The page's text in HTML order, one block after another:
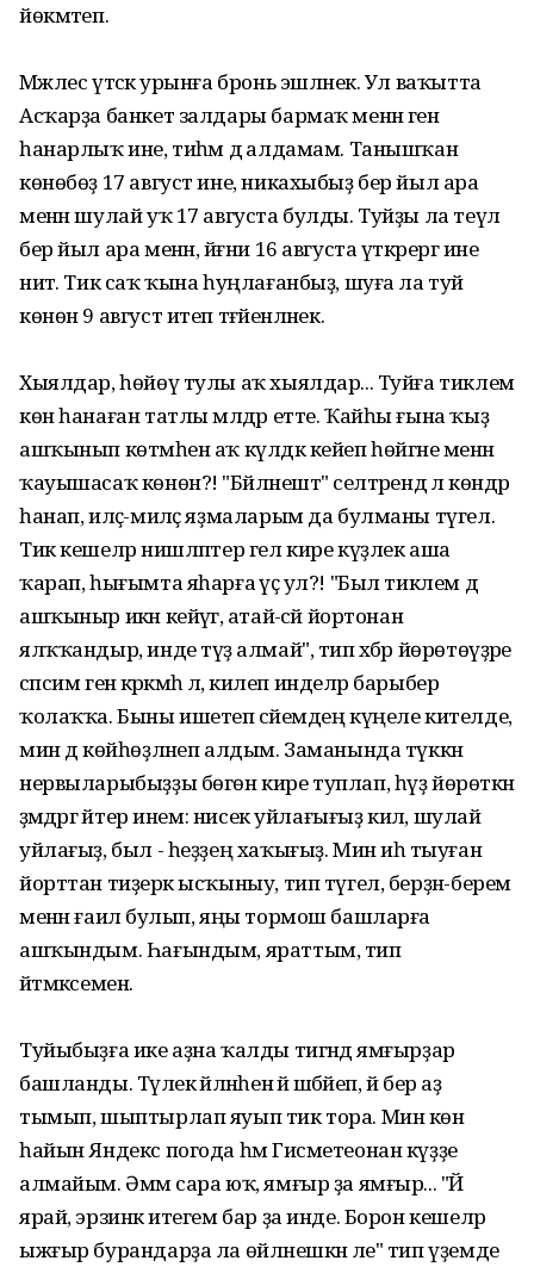
йөкмәтеп.
Мәжлес үтәсәк урынға бронь эшләнек. Ул ваҡытта
Асҡарҙа банкет залдары бармаҡ менән генә
һанарлыҡ ине, тиһәм дә алдамам. Танышҡан
көнөбөҙ 17 август ине, никахыбыҙ бер йыл ара
менән шулай уҡ 17 августа булды. Туйҙы ла теүәл
бер йыл ара менән, йәғни 16 августа үткәрергә ине
ниәт. Тик саҡ ҡына һуңлағанбыҙ, шуға ла туй
көнөн 9 август итеп тәғәйенләнек.
Хыялдар, һөйөү тулы аҡ хыялдар... Туйға тиклем
көн һанаған татлы мәлдәр етте. Ҡайһы ғына ҡыҙ
ашҡынып көтмәһен аҡ күлдәк кейеп һөйгәне менән
ҡауышасаҡ көнөн?! "Бәйләнештә" селтәрендә лә көндәр
һанап, иләҫ-миләҫ яҙмаларым да булманы түгел.
Тик кешеләр нишләптер гел кире күҙлек аша
ҡарап, һығымта яһарға әүәҫ ул?! "Был тиклем дә
ашҡыныр икән кейәүгә, атай-әсәй йортонан
ялҡҡандыр, инде түҙә алмай", тип хәбәр йөрөтөүҙәре
сәпсим генә кәрәкмәһә лә, килеп инделәр барыбер
ҡолаҡҡа. Быны ишетеп әсәйемдең күңеле кителде,
мин дә көйһөҙләнеп алдым. Заманында түккән
нервыларыбыҙҙы бөгөн кире туплап, һүҙ йөрөткән
әҙәмдәргә әйтер инем: нисек уйлағығыҙ килә, шулай
уйлағыҙ, был - һеҙҙең хаҡығыҙ. Мин иһә тыуған
йорттан тиҙерәк ысҡыныу, тип түгел, берҙән-берем
менән ғаилә булып, яңы тормош башларға
ашҡындым. Һағындым, яраттым, тип
әйтмәксемен.
Туйыбыҙға ике аҙна ҡалды тигәндә ямғырҙар
башланды. Тәүлек әйләнәһенә йә шәбәйеп, йә бер аҙ
тымып, шыптырлап яуып тик тора. Мин көн
һайын Яндекс погода һәм Гисметеонан күҙҙе
алмайым. Әммә сара юҡ, ямғыр ҙа ямғыр... "Йә
ярай, эрзинкә итегем бар ҙа инде. Борон кешеләр
ыжғыр бурандарҙа ла өйләнешкән әле" тип үҙемде